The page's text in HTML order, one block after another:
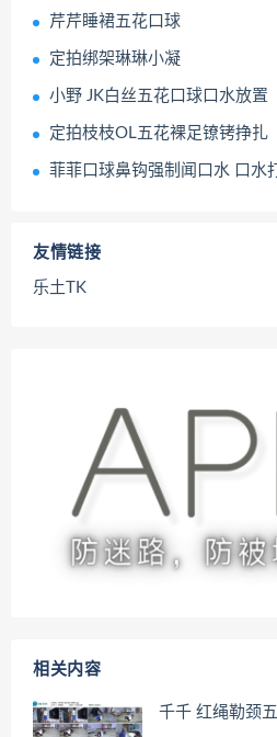
芹芹睡裙五花口球
定拍绑架琳琳小凝
小野 JK白丝五花口球口水放置
定拍枝枝OL五花裸足镣铐挣扎
菲菲口球鼻钩强制闻口水 口水
友情链接
乐土TK
相关内容
千千 红绳勒颈